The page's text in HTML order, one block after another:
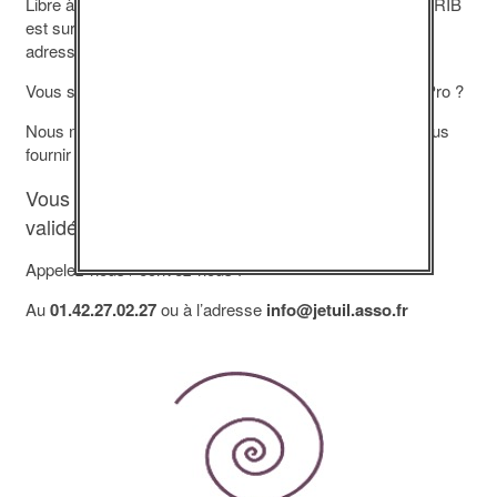
est sur la facture) ou de nous envoyer un chèque à notre
adresse (également sur la facture).
Vous souhaitez que la facture soit déposée sur Chorus Pro ?
Nous nous en chargeons : il vous suffira pour cela de nous
fournir votre
Vous avez besoin que votre abonnement soit
validé au plus vite ? Vous avez une question ?
Appelez-nous / écrivez-nous !
Au01.42.27.02.27ou à l’adresse info@jetuil.asso.fr